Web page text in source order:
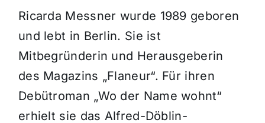
Ricarda Messner wurde 1989 geboren
und lebt in Berlin. Sie ist
Mitbegründerin und Herausgeberin
des Magazins „Flaneur“. Für ihren
Debütroman „Wo der Name wohnt“
erhielt sie das Alfred-Döblin-